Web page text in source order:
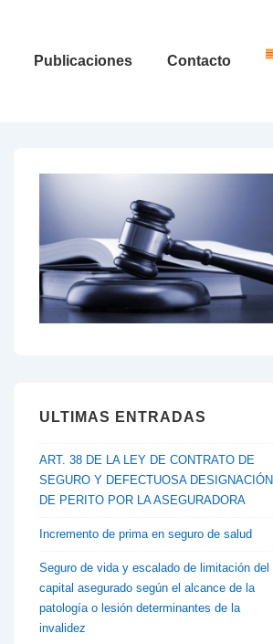
Publicaciones Contacto
ULTIMAS ENTRADAS
ART. 38 DE LA LEY DE CONTRATO DE
SEGURO Y DEFECTUOSA DESIGNACIÓN
DE PERITO POR LA ASEGURADORA
Incremento de prima en seguro de salud
Seguro de vida y escalado de limitación del
capital asegurado según el alcance de la
patología o lesión determinantes de la
invalidez